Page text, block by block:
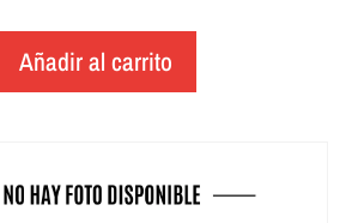
Añadir al carrito